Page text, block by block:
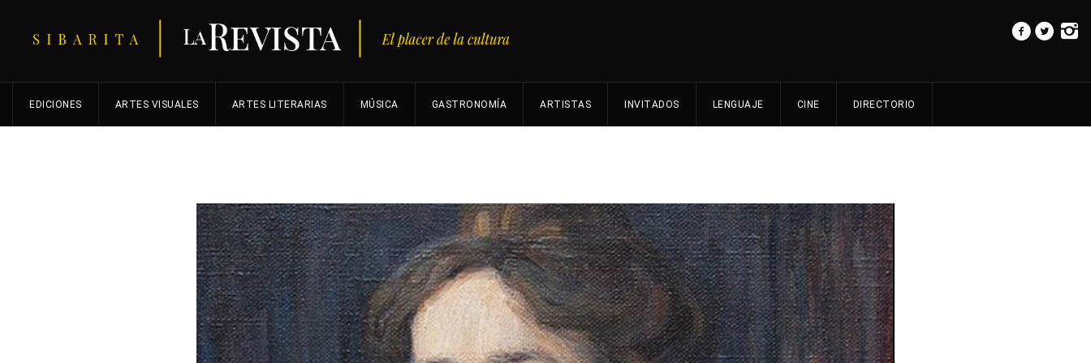
EDICIONES ARTES VISUALES ARTES LITERARIAS MÚSICA GASTRONOMÍA ARTISTAS INVITADOS LENGUAJE CINE DIRECTORIO